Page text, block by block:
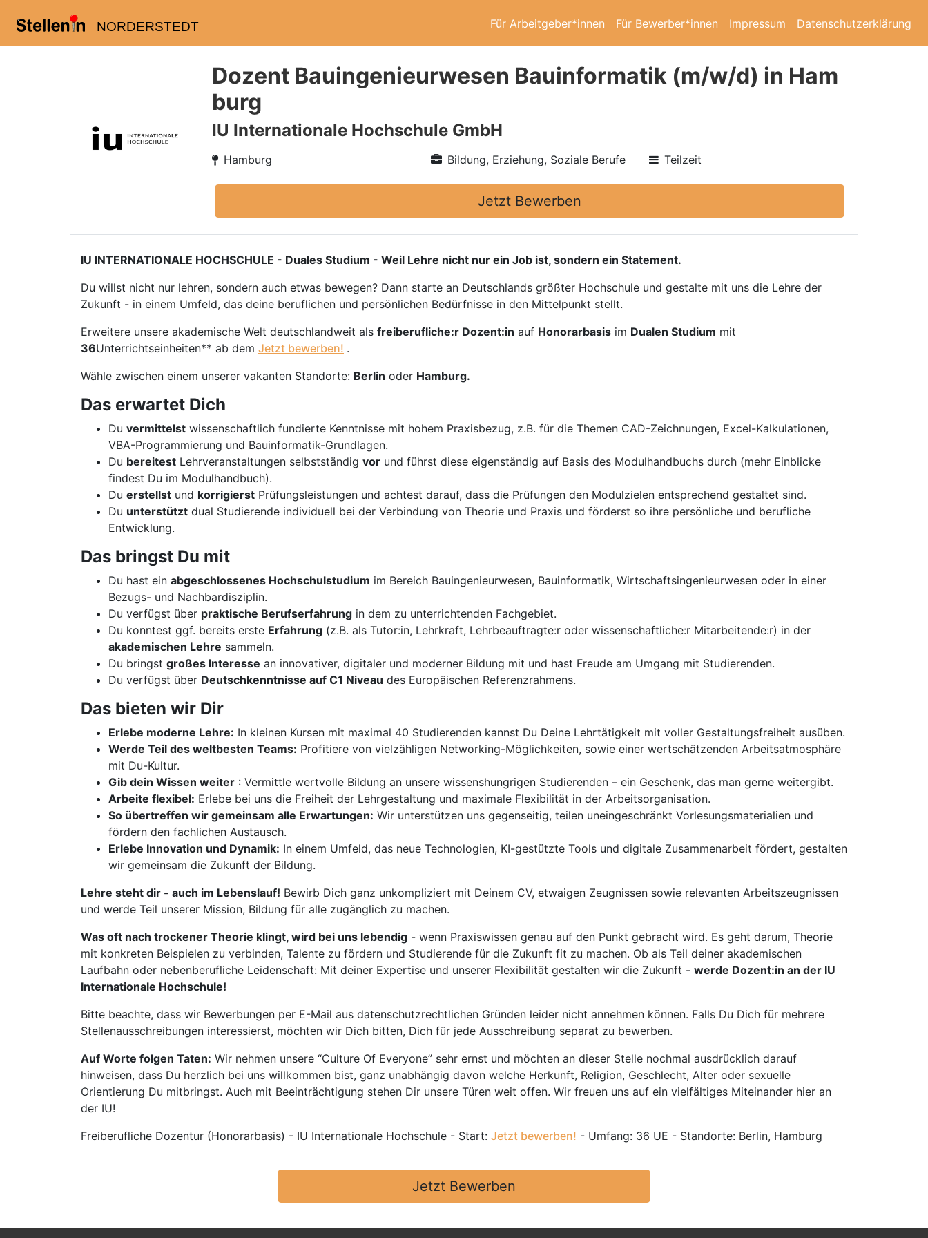
NORDERSTEDT Für Arbeitgeber*innen Für Bewerber*innen Impressum Datenschutzerklärung
Dozent Bauingenieurwesen Bauinformatik (m/w/d) in Ham
burg
IU Internationale Hochschule GmbH
Hamburg Bildung, Erziehung, Soziale Berufe Teilzeit
Jetzt Bewerben
IU INTERNATIONALE HOCHSCHULE - Duales Studium - Weil Lehre nicht nur ein Job ist, sondern ein Statement.
Du willst nicht nur lehren, sondern auch etwas bewegen? Dann starte an Deutschlands größter Hochschule und gestalte mit uns die Lehre der
Zukunft - in einem Umfeld, das deine beruflichen und persönlichen Bedürfnisse in den Mittelpunkt stellt.
Erweitere unsere akademische Welt deutschlandweit als freiberufliche:r Dozent:in auf Honorarbasis im Dualen Studium mit
36Unterrichtseinheiten** ab dem Jetzt bewerben! .
Wähle zwischen einem unserer vakanten Standorte: Berlin oder Hamburg.
Das erwartet Dich
Du vermittelst wissenschaftlich fundierte Kenntnisse mit hohem Praxisbezug, z.B. für die Themen CAD-Zeichnungen, Excel-Kalkulationen,
VBA-Programmierung und Bauinformatik-Grundlagen.
Du bereitest Lehrveranstaltungen selbstständig vor und führst diese eigenständig auf Basis des Modulhandbuchs durch (mehr Einblicke
findest Du im Modulhandbuch).
Du erstellst und korrigierst Prüfungsleistungen und achtest darauf, dass die Prüfungen den Modulzielen entsprechend gestaltet sind.
Du unterstützt dual Studierende individuell bei der Verbindung von Theorie und Praxis und förderst so ihre persönliche und berufliche
Entwicklung.
Das bringst Du mit
Du hast ein abgeschlossenes Hochschulstudium im Bereich Bauingenieurwesen, Bauinformatik, Wirtschaftsingenieurwesen oder in einer
Bezugs- und Nachbardisziplin.
Du verfügst über praktische Berufserfahrung in dem zu unterrichtenden Fachgebiet.
Du konntest ggf. bereits erste Erfahrung (z.B. als Tutor:in, Lehrkraft, Lehrbeauftragte:r oder wissenschaftliche:r Mitarbeitende:r) in der
akademischen Lehre sammeln.
Du bringst großes Interesse an innovativer, digitaler und moderner Bildung mit und hast Freude am Umgang mit Studierenden.
Du verfügst über Deutschkenntnisse auf C1 Niveau des Europäischen Referenzrahmens.
Das bieten wir Dir
Erlebe moderne Lehre: In kleinen Kursen mit maximal 40 Studierenden kannst Du Deine Lehrtätigkeit mit voller Gestaltungsfreiheit ausüben.
Werde Teil des weltbesten Teams: Profitiere von vielzähligen Networking-Möglichkeiten, sowie einer wertschätzenden Arbeitsatmosphäre
mit Du-Kultur.
Gib dein Wissen weiter : Vermittle wertvolle Bildung an unsere wissenshungrigen Studierenden – ein Geschenk, das man gerne weitergibt.
Arbeite flexibel: Erlebe bei uns die Freiheit der Lehrgestaltung und maximale Flexibilität in der Arbeitsorganisation.
So übertreffen wir gemeinsam alle Erwartungen: Wir unterstützen uns gegenseitig, teilen uneingeschränkt Vorlesungsmaterialien und
fördern den fachlichen Austausch.
Erlebe Innovation und Dynamik: In einem Umfeld, das neue Technologien, KI-gestützte Tools und digitale Zusammenarbeit fördert, gestalten
wir gemeinsam die Zukunft der Bildung.
Lehre steht dir - auch im Lebenslauf! Bewirb Dich ganz unkompliziert mit Deinem CV, etwaigen Zeugnissen sowie relevanten Arbeitszeugnissen
und werde Teil unserer Mission, Bildung für alle zugänglich zu machen.
Was oft nach trockener Theorie klingt, wird bei uns lebendig - wenn Praxiswissen genau auf den Punkt gebracht wird. Es geht darum, Theorie
mit konkreten Beispielen zu verbinden, Talente zu fördern und Studierende für die Zukunft fit zu machen. Ob als Teil deiner akademischen
Laufbahn oder nebenberufliche Leidenschaft: Mit deiner Expertise und unserer Flexibilität gestalten wir die Zukunft - werde Dozent:in an der IU
Internationale Hochschule!
Bitte beachte, dass wir Bewerbungen per E-Mail aus datenschutzrechtlichen Gründen leider nicht annehmen können. Falls Du Dich für mehrere
Stellenausschreibungen interessierst, möchten wir Dich bitten, Dich für jede Ausschreibung separat zu bewerben.
Auf Worte folgen Taten: Wir nehmen unsere “Culture Of Everyone” sehr ernst und möchten an dieser Stelle nochmal ausdrücklich darauf
hinweisen, dass Du herzlich bei uns willkommen bist, ganz unabhängig davon welche Herkunft, Religion, Geschlecht, Alter oder sexuelle
Orientierung Du mitbringst. Auch mit Beeinträchtigung stehen Dir unsere Türen weit offen. Wir freuen uns auf ein vielfältiges Miteinander hier an
der IU!
Freiberufliche Dozentur (Honorarbasis) - IU Internationale Hochschule - Start: Jetzt bewerben! - Umfang: 36 UE - Standorte: Berlin, Hamburg
Jetzt Bewerben